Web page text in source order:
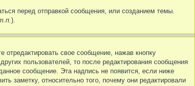
перед отправкой сообщения, или созданием темы.
).
свое сообщение, нажав кнопку
пользователей, то после редактирования сообщения
сообщение. Эта надпись не появится, если ниже
заметку, относительно того, почему они редактировали